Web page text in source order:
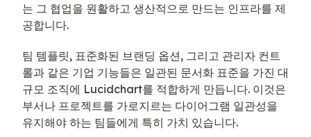
는 그 협업을 원활하고 생산적으로 만드는 인프라를 제
공합니다.
팀 템플릿, 표준화된 브랜딩 옵션, 그리고 관리자 컨트
롤과 같은 기업 기능들은 일관된 문서화 표준을 가진 대
규모 조직에 Lucidchart를 적합하게 만듭니다. 이것은
부서나 프로젝트를 가로지르는 다이어그램 일관성을
유지해야 하는 팀들에게 특히 가치 있습니다.